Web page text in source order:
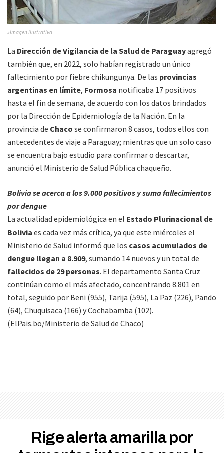
»Imagen ilustrativa
La Dirección de Vigilancia de la Salud de Paraguayagregó
también que, en 2022, solo habían registrado un único
fallecimiento por fiebre chikungunya. De las provincias
argentinas en límite, Formosa notificaba 17 positivos
hasta el fin de semana, de acuerdo con los datos brindados
por la Dirección de Epidemiología de la Nación. En la
provincia de Chaco se confirmaron 8 casos, todos ellos con
antecedentes de viaje a Paraguay; mientras que un solo caso
se encuentra bajo estudio para confirmar o descartar,
anunció el Ministerio de Salud Pública chaqueño.
Bolivia se acerca a los 9.000 positivos y suma fallecimientos
por dengue
La actualidad epidemiológica en el Estado Plurinacional de
Bolivia es cada vez más crítica, ya que este miércoles el
Ministerio de Salud informó que los casos acumulados de
dengue llegan a 8.909, sumando 14 nuevos y un total de
fallecidos de 29 personas. El departamento Santa Cruz
continúan como el más afectado, concentrando 8.801 en
total, seguido por Beni (955), Tarija (595), La Paz (226), Pando
(64), Chuquisaca (166) y Cochabamba (102).
(ElPais.bo/Ministerio de Salud de Chaco)
Rige alerta amarilla por